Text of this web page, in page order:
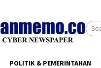
POLITIK & PEMERINTAHAN